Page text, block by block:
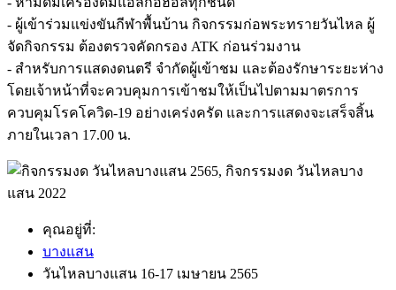
- ผู้เข้าร่วมแข่งขันกีฬาพื้นบ้าน กิจกรรมก่อพระทรายวันไหล ผู้
จัดกิจกรรม ต้องตรวจคัดกรอง ATK ก่อนร่วมงาน
- สำหรับการแสดงดนตรี จำกัดผู้เข้าชม และต้องรักษาระยะห่าง
โดยเจ้าหน้าที่จะควบคุมการเข้าชมให้เป็นไปตามมาตรการ
ควบคุมโรคโควิด-19 อย่างเคร่งครัด และการแสดงจะเสร็จสิ้น
ภายในเวลา 17.00 น.
คุณอยู่ที่:
บางแสน
วันไหลบางแสน 16-17 เมษายน 2565